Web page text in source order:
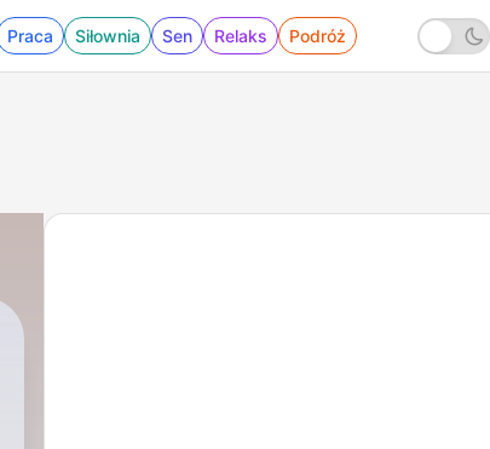
Praca Siłownia Sen Relaks Podróż